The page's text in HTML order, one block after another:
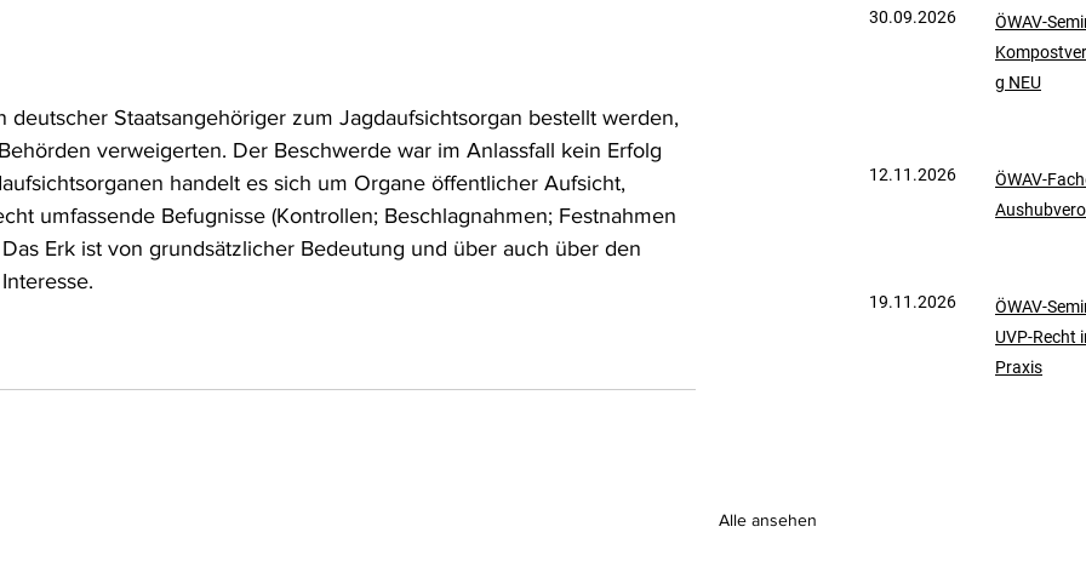
Erdgas Schutzgebiet Forstrecht
deutscher Staatsangehöriger zum Jagdaufsichtsorgan bestellt werden,
verweigerten. Der Beschwerde war im Anlassfall kein Erfolg
handelt es sich um Organe öffentlicher Aufsicht,
umfassende Befugnisse (Kontrollen; Beschlagnahmen; Festnahmen
Erk ist von grundsätzlicher Bedeutung und über auch über den
Alle ansehen
30.09.2026
ÖWAV-
g NEU
12.11.2026
ÖWAV-
19.11.2026
ÖWAV-
UVP-Recht
Praxis